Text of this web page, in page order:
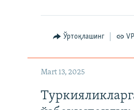
Ўртоқлашинг
Mart 13, 2025